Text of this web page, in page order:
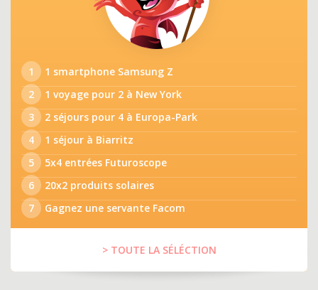
1
1 smartphone Samsung Z
2
1 voyage pour 2 à New York
3
2 séjours pour 4 à Europa-Park
4
1 séjour à Biarritz
5
5x4 entrées Futuroscope
6
20x2 produits solaires
7
Gagnez une servante Facom
> TOUTE LA SÉLÉCTION